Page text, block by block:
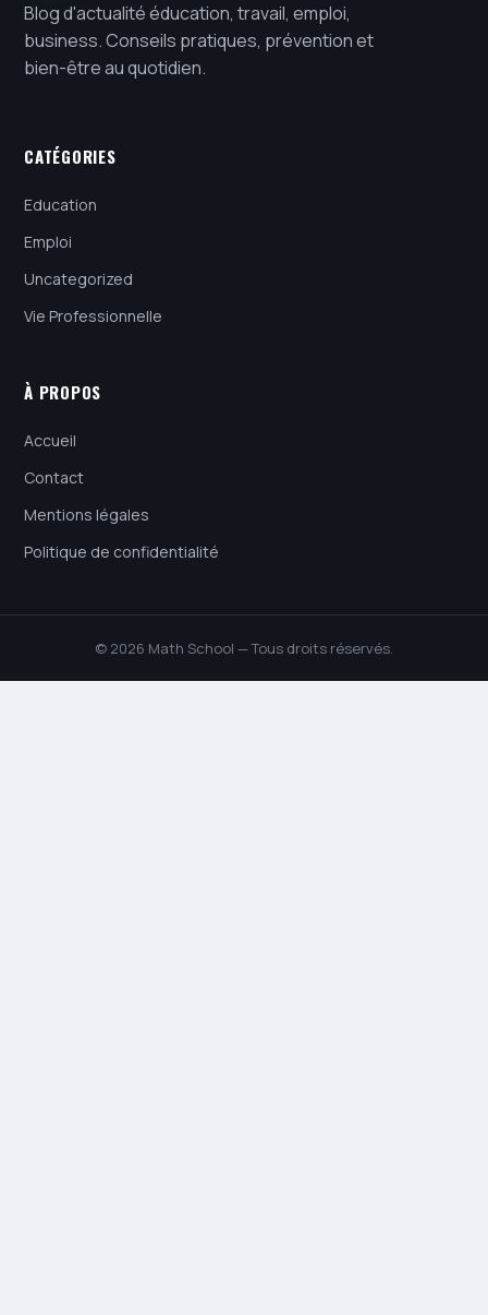
Blog d'actualité éducation, travail, emploi,
business. Conseils pratiques, prévention et
bien-être au quotidien.
CATÉGORIES
Education
Emploi
Uncategorized
Vie Professionnelle
À PROPOS
Accueil
Contact
Mentions légales
Politique de confidentialité
© 2026 Math School — Tous droits réservés.